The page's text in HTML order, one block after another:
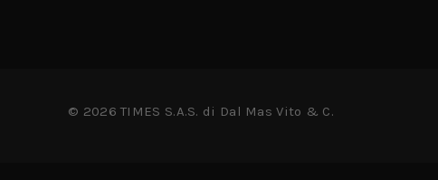
© 2026 TIMES S.A.S. di Dal Mas Vito & C.